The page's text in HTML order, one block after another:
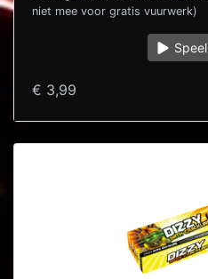
niet mee voor gratis vuurwerk)
€ 3,99